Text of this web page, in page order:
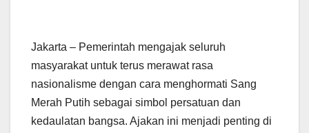
Jakarta – Pemerintah mengajak seluruh
masyarakat untuk terus merawat rasa
nasionalisme dengan cara menghormati Sang
Merah Putih sebagai simbol persatuan dan
kedaulatan bangsa. Ajakan ini menjadi penting di